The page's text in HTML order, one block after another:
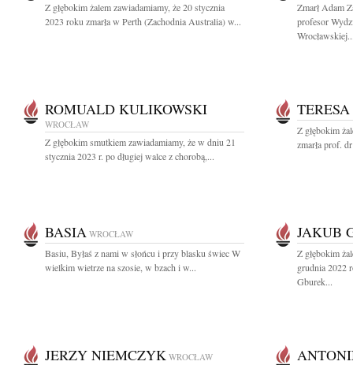
Z głębokim żalem zawiadamiamy, że 20 stycznia
2023 roku zmarła w Perth (Zachodnia Australia) w...
Zmarł Adam
profesor
ROMUALD KULIKOWSKI
WROCŁAW
Z głębokim smutkiem zawiadamiamy, że w dniu 21
stycznia 2023 r. po długiej walce z chorobą,...
Z głębokim
zmarła prof.
BASIA WROCŁAW
Basiu, Byłaś z nami w słońcu i przy blasku świec W
wielkim wietrze na szosie, w bzach i w...
JAKUB
Z głębokim
grudnia 2022
Gburek...
JERZY NIEMCZYK WROCŁAW